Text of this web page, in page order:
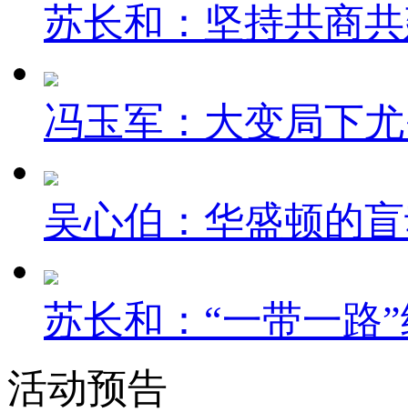
苏长和：坚持共商
冯玉军：大变局下
吴心伯：华盛顿的
苏长和：“一带一路
活动预告